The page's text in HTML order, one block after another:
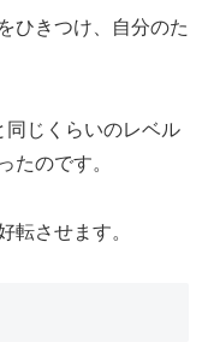
ひきつけ、自分のた
同じくらいのレベル
たのです。
転させます。